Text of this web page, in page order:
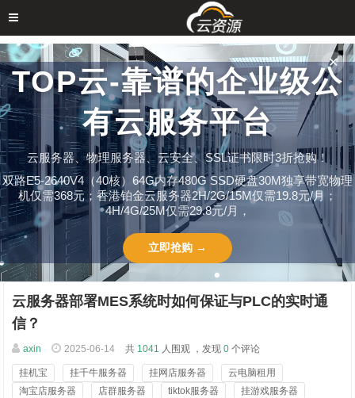
TOP云-靠谱的企业级公
有云服务平台
云服务器、物理服务器、云安全、SSL证书限时3折抢购！
双路E5-2640V4（40核）64G内存480G SSD硬盘30M独享带宽物理
机仅需368元；香港铂金云服务器2H/2G/15M仅需19.8元/月；
4H/4G/25M仅需29.8元/月，
立即抢购 →
✕
云服务器部署MES系统时如何保证与PLC的实时通
信？
axin 2025-06-14 共 1041 人围观 ，发现 0 个评论
挂机宝 挂千牛服务器 挂网店服务器
云电脑租用
淘宝店服务器
店群服务器 tiktok服务器
挂游戏服务器